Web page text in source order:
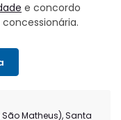
Matheus), Santa
e concordo